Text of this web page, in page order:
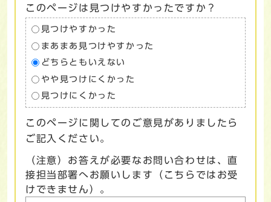
このページは見つけやすかったですか？
見つけやすかった
まあまあ見つけやすかった
どちらともいえない
やや見つけにくかった
見つけにくかった
このページに関してのご意見がありましたら
ご記入ください。
（注意）お答えが必要なお問い合わせは、直
接担当部署へお願いします（こちらではお受
けできません）。